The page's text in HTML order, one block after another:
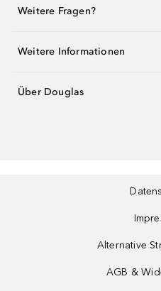
Weitere Fragen?
Weitere Informationen
Über Douglas
Alternative
AGB &